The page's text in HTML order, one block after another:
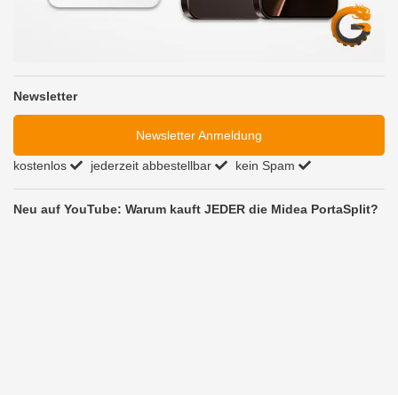
Newsletter
Newsletter Anmeldung
kostenlos jederzeit abbestellbar kein Spam
Neu auf YouTube: Warum kauft JEDER die Midea PortaSplit?